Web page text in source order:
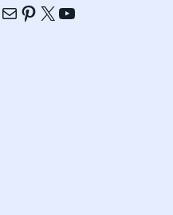
E-mailPinterest
X YouTube